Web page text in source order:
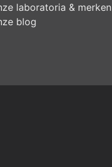
laboratoria & merken
blog